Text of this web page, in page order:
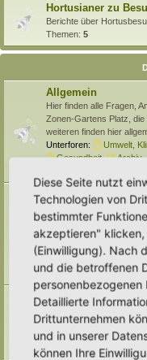
Hortusianer zu
Berichte über
Themen: 5
Allgemein
Hier finden alle Fragen,
Zonen-Gartens Platz,
weiteren finden hier
Unterforen:
Umwelt,
Gesundheit,
Archiv
Naturmodule &
Alles um die
wechselfeuchte Gebiete,
Unterforen:
Sandarien,
Benjeshecke,
Themen:71
Pufferzone
Hier gehört alles hin,
Antworten, Wissen und
Unterforum:
Archiv
Themen:29
Diese Seite nutzt
Technologien von
bestimmter
akzeptieren"
(Einwilligung). Nach
und die betroffenen
Detaillierte
Drittunternehmen
und in unserer
können Ihre